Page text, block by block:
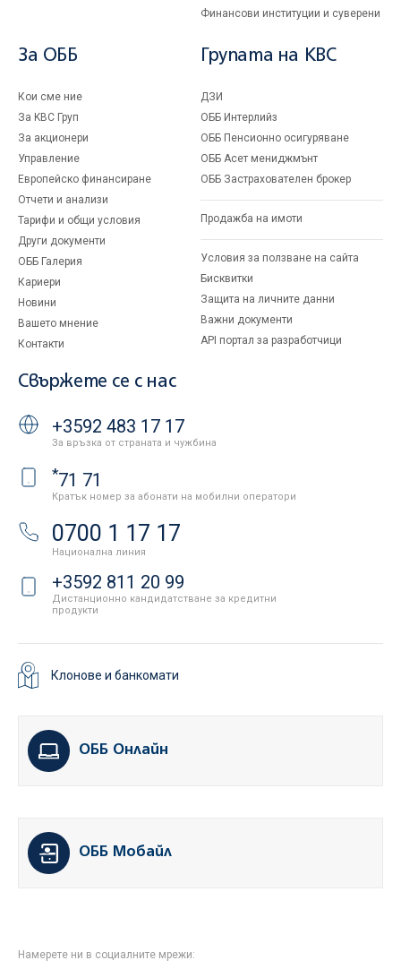
Финансови институции и суверени
За ОББ
Кои сме ние
За KBC Груп
За акционери
Управление
Европейско финансиране
Отчети и анализи
Тарифи и общи условия
Други документи
ОББ Галерия
Кариери
Новини
Вашето мнение
Контакти
Групата на KBC
ДЗИ
ОББ Интерлийз
ОББ Пенсионно осигуряване
ОББ Асет мениджмънт
ОББ Застрахователен брокер
Продажба на имоти
Условия за ползване на сайта
Бисквитки
Защита на личните данни
Важни документи
API портал за разработчици
Свържете се с нас
+3592 483 17 17
За връзка от страната и чужбина
*71 71
Кратък номер за абонати на мобилни оператори
0700 1 17 17
Национална линия
+3592 811 20 99
Дистанционно кандидатстване за кредитни
продукти
Клонове и банкомати
ОББ Онлайн
ОББ Мобайл
Намерете ни в социалните мрежи: